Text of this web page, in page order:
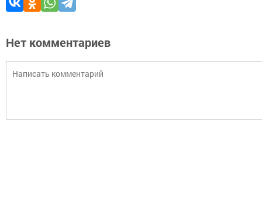
Нет комментариев